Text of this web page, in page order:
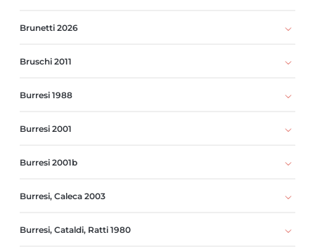
Brunetti 2026
Bruschi 2011
Burresi 1988
Burresi 2001
Burresi 2001b
Burresi, Caleca 2003
Burresi, Cataldi, Ratti 1980